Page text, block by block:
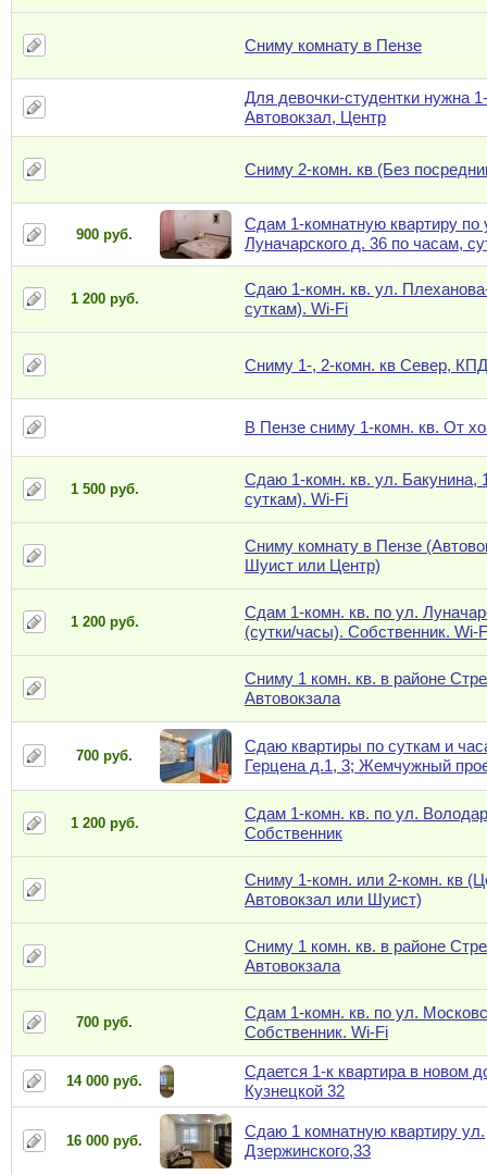
Сниму комнату в Пензе
Для девочки-студентки нужна
Автовокзал, Центр
Сниму 2-комн. кв (Без
900 руб.
Сдам 1-комнатную квартиру по
Луначарского д. 36 по часам,
1 200 руб.
Сдаю 1-комн. кв. ул.
суткам). Wi-Fi
Сниму 1-, 2-комн. кв Север, КПД
В Пензе сниму 1-комн. кв. От
1 500 руб.
Сдаю 1-комн. кв. ул. Бакунина,
суткам). Wi-Fi
Сниму комнату в Пензе
Шуист или Центр)
1 200 руб.
Сдам 1-комн. кв. по ул.
(сутки/часы). Собственник. Wi-
Сниму 1 комн. кв. в районе
Автовокзала
700 руб.
Сдаю квартиры по суткам и
Герцена д.1, 3; Жемчужный
1 200 руб.
Сдам 1-комн. кв. по ул.
Собственник
Сниму 1-комн. или 2-комн. кв
Автовокзал или Шуист)
Сниму 1 комн. кв. в районе
Автовокзала
700 руб.
Сдам 1-комн. кв. по ул.
Собственник. Wi-Fi
14 000 руб.
Сдается 1-к квартира в новом
Кузнецкой 32
16 000 руб.
Сдаю 1 комнатную квартиру ул.
Дзержинского,33